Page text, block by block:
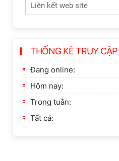
THỐNG KÊ TRUY CẬP
Đang online:
Hôm nay:
Trong tuần:
Tất cả: